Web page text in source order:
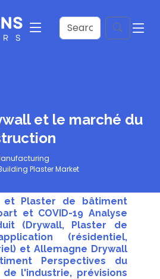
et le marché du
Plaster Market
et Plaster de bâtiment
et COVID-19 Analyse
(Drywall, Plaster de
(résidentiel,
et Allemagne Drywall
Perspectives du
l'industrie, prévisions